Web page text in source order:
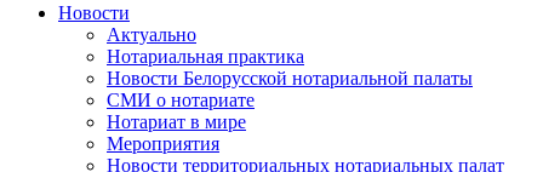
Новости
Актуально
Нотариальная практика
Новости Белорусской нотариальной палаты
СМИ о нотариате
Нотариат в мире
Мероприятия
Новости территориальных нотариальных палат